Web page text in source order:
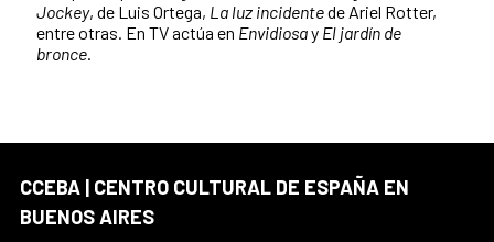
Jockey, de Luis Ortega, La luz incidentede Ariel Rotter,
entre otras. En TV actúa en Envidiosay El jardín de
bronce.
CCEBA | CENTRO CULTURAL DE ESPAÑA EN
BUENOS AIRES